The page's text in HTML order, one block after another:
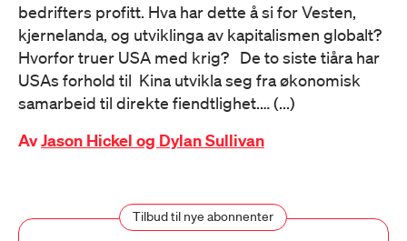
bedrifters profitt. Hva har dette å si for Vesten,
kjernelanda, og utviklinga av kapitalismen globalt?
Hvorfor truer USA med krig? De to siste tiåra har
USAs forhold til Kina utvikla seg fra økonomisk
samarbeid til direkte fiendtlighet.… (...)
AvJason Hickel og Dylan Sullivan
Tilbud til nye abonnenter